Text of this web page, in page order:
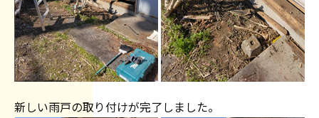
新しい雨戸の取り付けが完了しました。